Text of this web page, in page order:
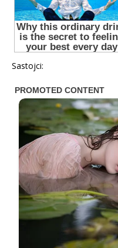
Sastojci: